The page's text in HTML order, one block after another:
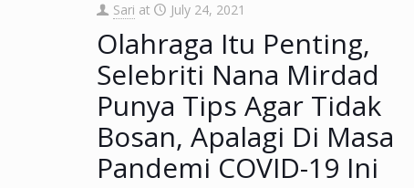
Sari at July 24, 2021
Olahraga Itu Penting,
Selebriti Nana Mirdad
Punya Tips Agar Tidak
Bosan, Apalagi Di Masa
Pandemi COVID-19 Ini